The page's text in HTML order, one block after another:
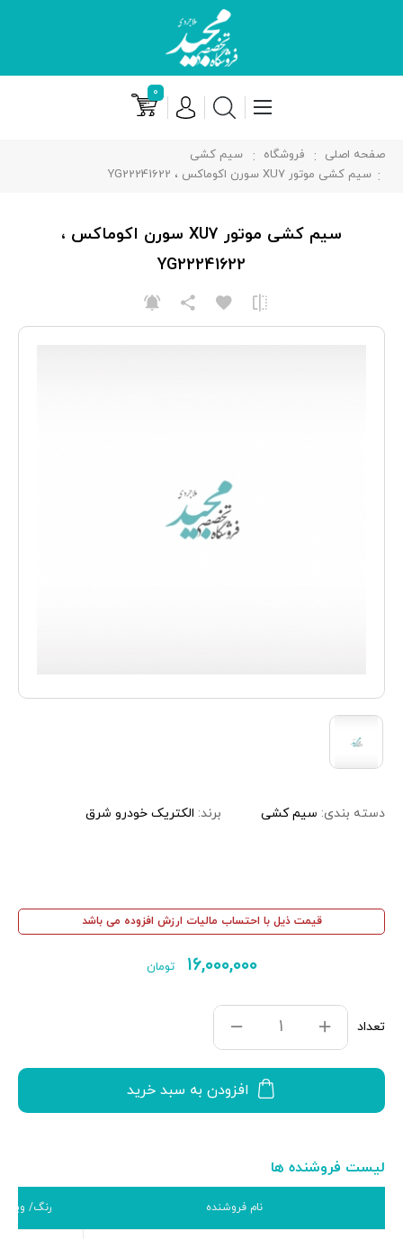
۰
صفحه اصلی فروشگاه
سیم کشی
سیم کشی موتور XU7 سورن اکوماکس ، YG22241622
دسته بندی: سیم کشی برند: الکتریک خودرو شرق
قیمت ذیل با احتساب مالیات ارزش افزوده می باشد
۱۶,۰۰۰,۰۰۰ تومان
تعداد
افزودن به سبد خرید
سیم کشی موتور XU7 سورن اکوماکس ،
YG22241622
لیست فروشنده ها
نام فروشنده رنگ/ ویژگی